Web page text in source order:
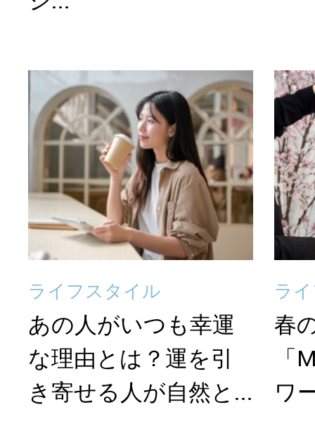
ライフスタイル
あの人がいつも幸運
な理由とは？運を引
き寄せる人が自然と...
ラ
春
「
ワ